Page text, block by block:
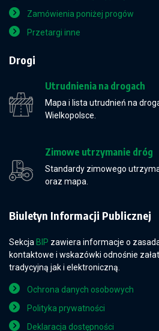
Zamówienia poniżej progów
Przetargi inne
Drogi
Utrudnienia na drogach
Mapa i lista utrudnień na
Wielkopolsce.
Zimowe utrzymanie dróg
Standardy zimowego
oraz mapa.
Biuletyn Informacji Publicznej
Sekcja BIP zawiera informacje o
kontaktowe i wskazówki odnośnie
tradycyjną jak i elektroniczną.
Ochrona danych osobowych
Polityka prywatności
Deklaracja dostępności